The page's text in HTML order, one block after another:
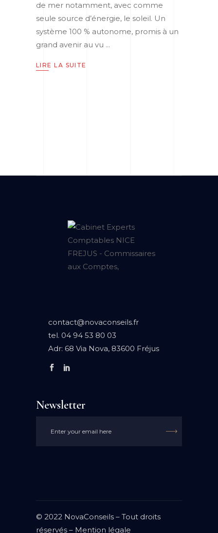
de mer notamment, avec comme
seule source d’énergie, le soleil. Un
système 100 % autonome, promis à un
grand avenir au vu
LIRE LA SUITE
contact@novaconseils.fr
tel. 04 94 53 80 03
Adr: 68 Via Nova, 83600 Fréjus
Newsletter

© 2022 NovaConseils – Tout droits
réservés – Mention légale